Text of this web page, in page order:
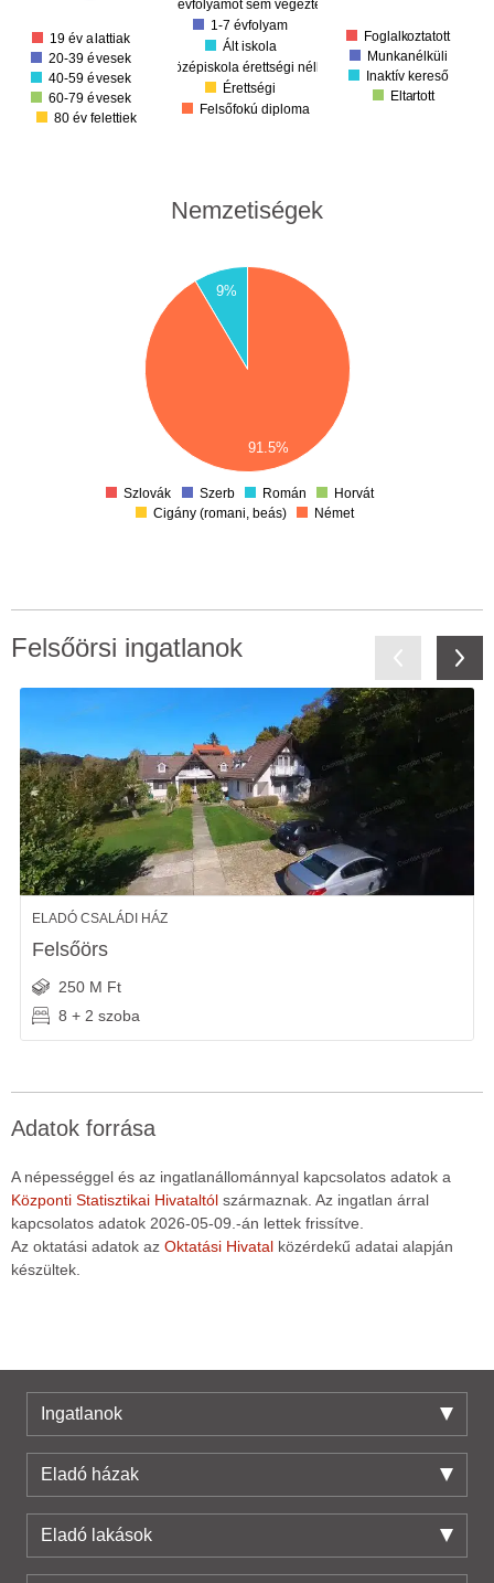
19 év alattiak
20-39 évesek
40-59 évesek
60-79 évesek
80 év felettiek
1. évfolyamot sem végezte el
1-7 évfolyam
Ált iskola
Középiskola érettségi nélkül
Érettségi
Felsőfokú diploma
Foglalkoztatott
Munkanélküli
Inaktív kereső
Eltartott
Nemzetiségek
9%
91.5%
Szlovák Szerb Román
Horvát
Cigány (romani, beás)
Német
Felsőörsi ingatlanok
ELADÓ CSALÁDI HÁZ
Felsőörs
250 M Ft
8 + 2 szoba
Adatok forrása
A népességgel és az ingatlanállománnyal kapcsolatos adatok a
Központi Statisztikai Hivataltól származnak. Az ingatlan árral
kapcsolatos adatok 2026-05-09.-án lettek frissítve.
Az oktatási adatok az Oktatási Hivatal közérdekű adatai alapján
készültek.
Ingatlanok
Eladó házak
Eladó lakások